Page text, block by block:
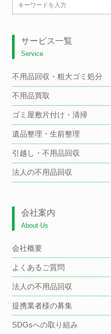
サービス一覧
Service
不用品回収・粗大ゴミ処分
不用品買取
ゴミ屋敷片付け・清掃
遺品整理・生前整理
引越し・不用品回収
法人の不用品回収
会社案内
About Us
会社概要
よくあるご質問
法人の不用品回収
提携業者様の募集
SDGsへの取り組み